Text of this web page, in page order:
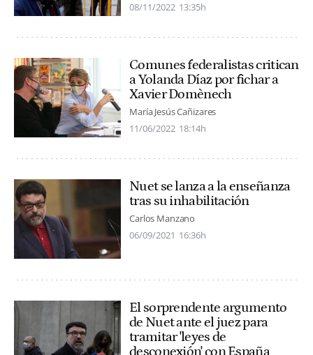
08/11/2022 13:35h
Comunes federalistas critican
a Yolanda Díaz por fichar a
Xavier Domènech
María Jesús Cañizares
11/06/2022 18:14h
Nuet se lanza a la enseñanza
tras su inhabilitación
Carlos Manzano
06/09/2021 16:36h
El sorprendente argumento
de Nuet ante el juez para
tramitar 'leyes de
desconexión' con España